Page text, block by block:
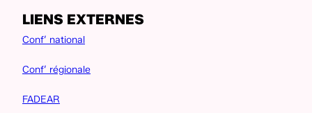
LIENS EXTERNES
Conf’ national
Conf’ régionale
FADEAR